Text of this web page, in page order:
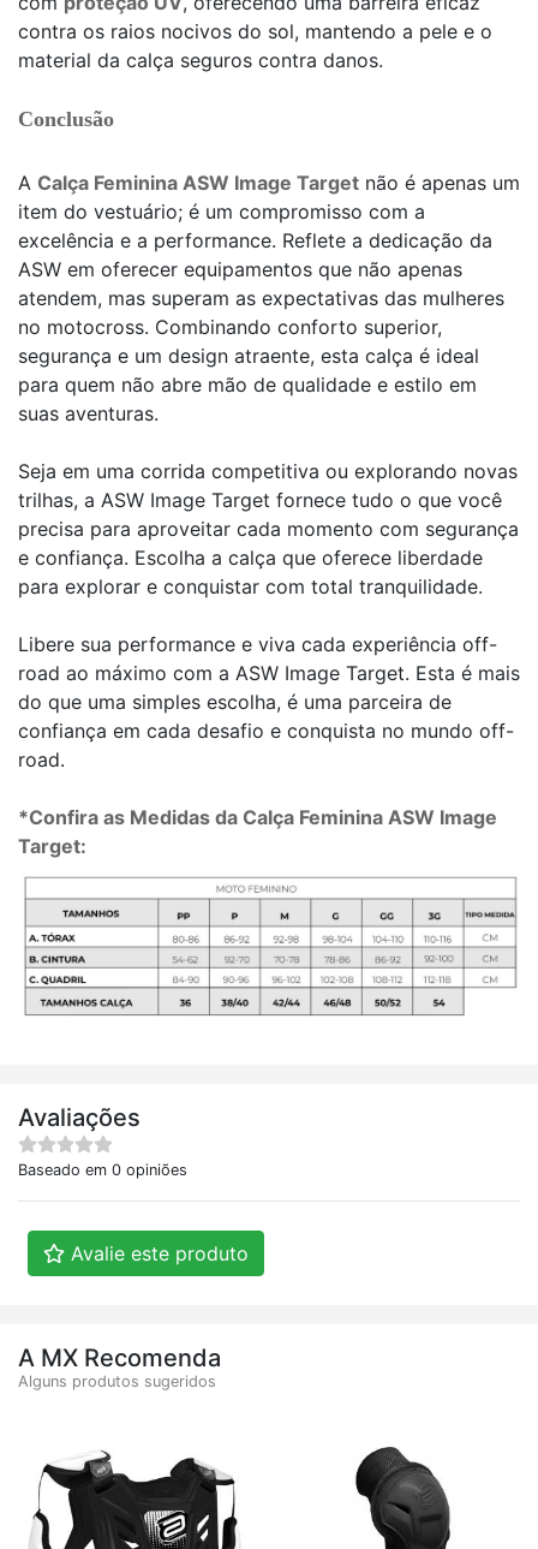
contra os raios nocivos do sol, mantendo a pele e o
material da calça seguros contra danos.
Conclusão
A Calça Feminina ASW Image Target não é apenas um
item do vestuário; é um compromisso com a
excelência e a performance. Reflete a dedicação da
ASW em oferecer equipamentos que não apenas
atendem, mas superam as expectativas das mulheres
no motocross. Combinando conforto superior,
segurança e um design atraente, esta calça é ideal
para quem não abre mão de qualidade e estilo em
suas aventuras.
Seja em uma corrida competitiva ou explorando novas
trilhas, a ASW Image Target fornece tudo o que você
precisa para aproveitar cada momento com segurança
e confiança. Escolha a calça que oferece liberdade
para explorar e conquistar com total tranquilidade.
Libere sua performance e viva cada experiência off-
road ao máximo com a ASW Image Target. Esta é mais
do que uma simples escolha, é uma parceira de
confiança em cada desafio e conquista no mundo off-
road.
*Confira as Medidas da Calça Feminina ASW Image
Target:
Avaliações
Baseado em 0 opiniões
Avalie este produto
A MX Recomenda
Alguns produtos sugeridos